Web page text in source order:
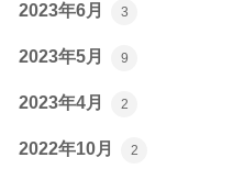
2023年6月 3
2023年5月 9
2023年4月 2
2022年10月 2